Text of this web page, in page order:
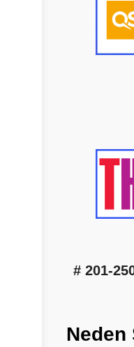
# 201-
Neden